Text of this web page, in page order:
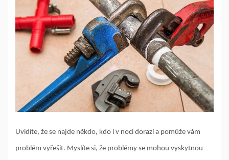
Uvidíte, že se najde někdo, kdo i v noci dorazí a pomůže vám
problém vyřešit. Myslíte si, že problémy se mohou vyskytnou